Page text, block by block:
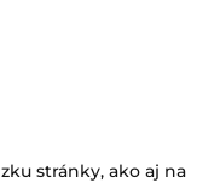
Bezpečná
stránky, ako aj na